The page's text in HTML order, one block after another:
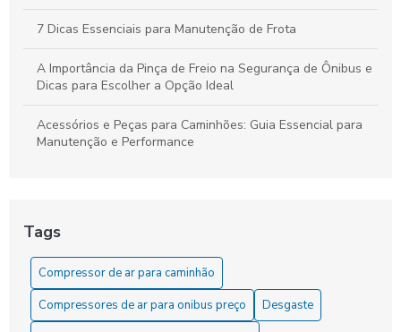
7 Dicas Essenciais para Manutenção de Frota
A Importância da Pinça de Freio na Segurança de Ônibus e
Dicas para Escolher a Opção Ideal
Acessórios e Peças para Caminhões: Guia Essencial para
Manutenção e Performance
Como Comprar o Melhor Servo de Embreagem para Seu
Veículo
Como comprar o servo de embreagem ideal para seu
Tags
Compressor de ar para caminhão
Compressores de ar para onibus preço
Desgaste